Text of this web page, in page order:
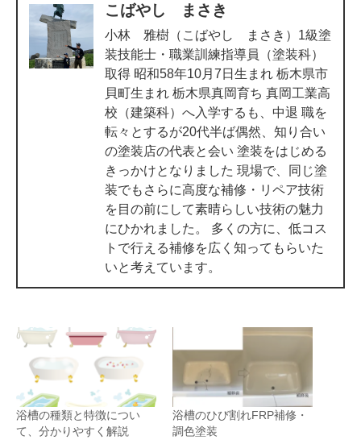
こばやし まさき
小林 雅樹（こばやし まさき）1級塗
装技能士・職業訓練指導員（塗装科）
取得 昭和58年10月7日生まれ 栃木県市
貝町生まれ 栃木県真岡育ち 真岡工業高
校（建築科）へ入学するも、中退 職を
転々とするが20代半ば偶然、知り合い
の塗装店の代表と会い 塗装をはじめる
きっかけとなりました 現場で、同じ塗
装でもさらに高度な補修・リペア技術
を目の前にして素晴らしい技術の魅力
にひかれました。 多くの方に、低コス
トで行える補修を広く知ってもらいた
いと考えています。
浴槽の種類と特徴につい
て、分かりやすく解説
浴槽のひび割れFRP補修・
調色塗装